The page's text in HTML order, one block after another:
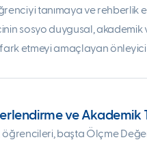
tanımaya ve rehberlik
sosyo duygusal, akademik
etmeyi amaçlayan
ve Akademik
öğrencileri, başta Ölçme